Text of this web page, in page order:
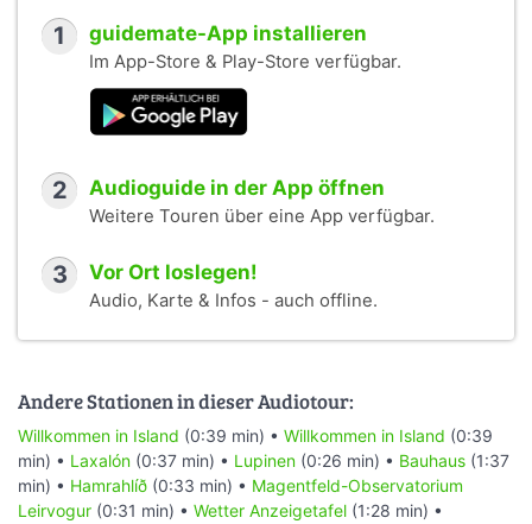
1 guidemate-App installieren
Im App-Store & Play-Store verfügbar.
2 Audioguide in der App öffnen
Weitere Touren über eine App verfügbar.
3 Vor Ort loslegen!
Audio, Karte & Infos - auch offline.
Andere Stationen in dieser Audiotour:
Willkommen in Island (0:39 min) • Willkommen in Island (0:39
min) • Laxalón (0:37 min) • Lupinen (0:26 min) • Bauhaus (1:37
min) • Hamrahlíð (0:33 min) • Magentfeld-Observatorium
Leirvogur (0:31 min) • Wetter Anzeigetafel (1:28 min) •